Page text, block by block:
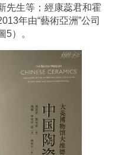
先生等；經康蕊君和霍
年由“藝術亞洲”公司
5）。